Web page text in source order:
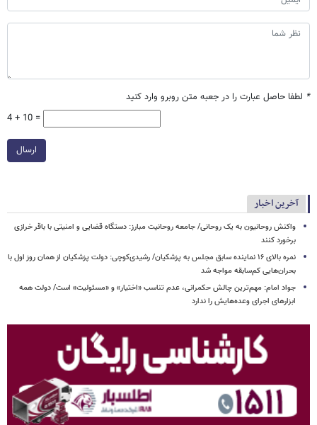
* لطفا حاصل عبارت را در جعبه متن روبرو وارد کنید
4 + 10 =
ارسال
آخرین اخبار
واکنش روحانیون به یک روحانی/ جامعه روحانیت مبارز: دستگاه قضایی و امنیتی با باقر خرازی
برخورد کنند
نمره بالای ۱۶ نماینده سابق مجلس به پزشکیان/ رشیدی‌کوچی: دولت پزشکیان از همان روز اول با
بحران‌هایی کم‌سابقه مواجه شد
جواد امام: مهم‌ترین چالش حکمرانی، عدم تناسب «اختیار» و «مسئولیت» است/ دولت همه
ابزارهای اجرای وعده‌هایش را ندارد